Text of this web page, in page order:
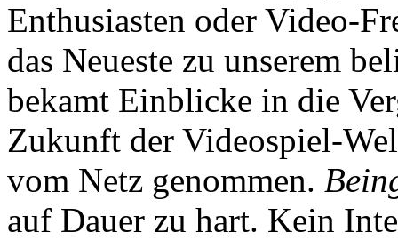
Enthusiasten oder Video-
das Neueste zu unserem
bekamt Einblicke in die
Zukunft der Videospiel-
vom Netz genommen.
auf Dauer zu hart. Kein